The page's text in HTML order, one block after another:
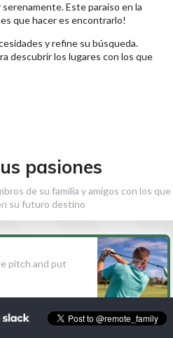
Este paraíso en la
que hacer es encontrarlo!
y refine su búsqueda.
descubrir los lugares con los que
pasiones
de su familia y amigos con los que
su futuro destino
pitch and put